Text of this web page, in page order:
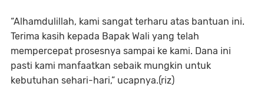
“Alhamdulillah, kami sangat terharu atas bantuan ini.
Terima kasih kepada Bapak Wali yang telah
mempercepat prosesnya sampai ke kami. Dana ini
pasti kami manfaatkan sebaik mungkin untuk
kebutuhan sehari-hari,” ucapnya.(riz)